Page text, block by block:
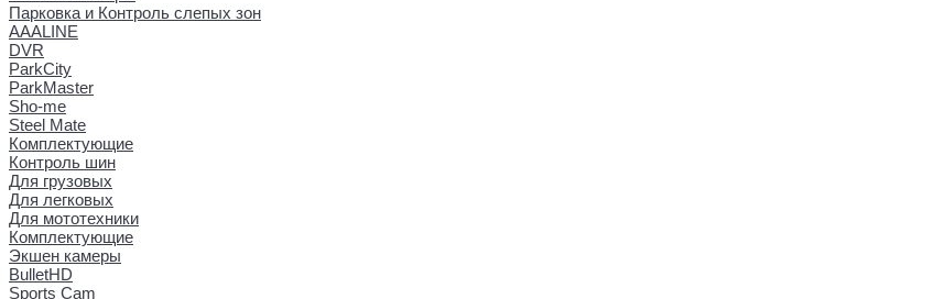
Парковка и Контроль слепых зон
AAALINE
DVR
ParkCity
ParkMaster
Sho-me
Steel Mate
Комплектующие
Контроль шин
Для грузовых
Для легковых
Для мототехники
Комплектующие
Экшен камеры
BulletHD
Sports Cam